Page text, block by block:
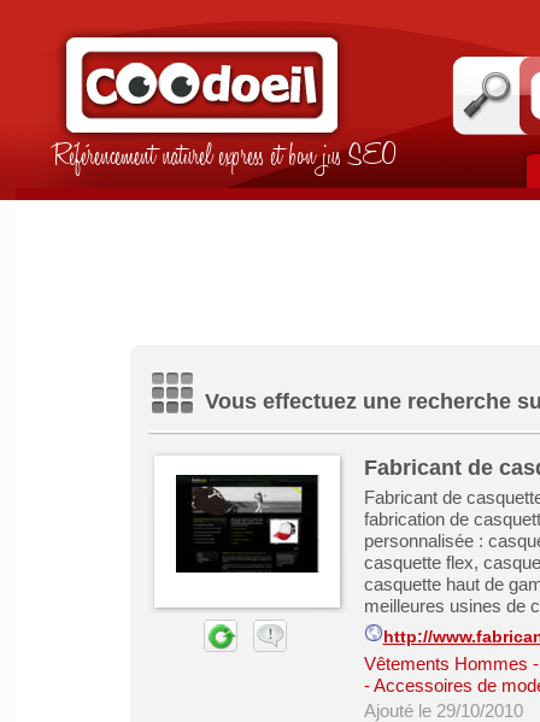
Référencement naturel express et bon jus SEO
Vous effectuez une recherche
Fabricant de
Fabricant de
fabrication de
personnalisée :
casquette flex,
casquette haut de
meilleures usines de
http://
Vêtements Hommes
- Accessoires de
Ajouté le 29/10/2010